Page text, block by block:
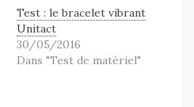
Test : le bracelet vibrant
Unitact
30/05/2016
Dans "Test de matériel"